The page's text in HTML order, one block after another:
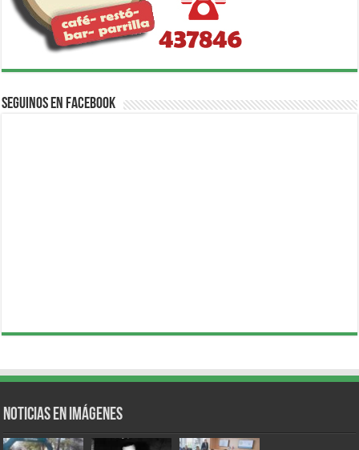
Seguinos en Facebook
Noticias en Imágenes